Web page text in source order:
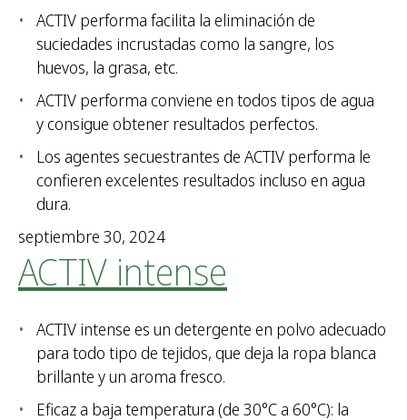
ACTIV performa facilita la eliminación de
suciedades incrustadas como la sangre, los
huevos, la grasa, etc.
ACTIV performa conviene en todos tipos de agua
y consigue obtener resultados perfectos.
Los agentes secuestrantes de ACTIV performa le
confieren excelentes resultados incluso en agua
dura.
septiembre 30, 2024
ACTIV intense
ACTIV intense es un detergente en polvo adecuado
para todo tipo de tejidos, que deja la ropa blanca
brillante y un aroma fresco.
Eficaz a baja temperatura (de 30°C a 60°C): la